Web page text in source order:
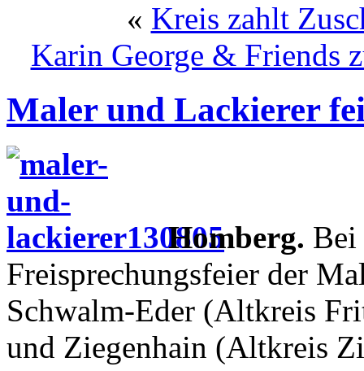
« Kreis zahlt
Karin George & Friends
Maler und Lackierer
Homberg. Bei
Freisprechungsfeier der
Schwalm-Eder (Altkreis
und Ziegenhain (Altkreis